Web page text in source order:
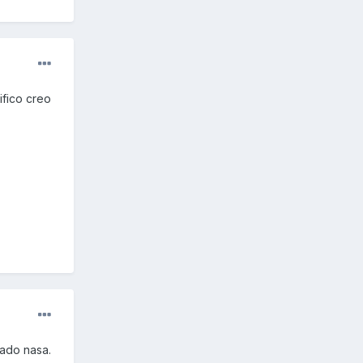
creo
nasa.